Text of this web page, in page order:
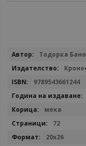
Повече
Тодорка
9789543661244
мека
72
20х26